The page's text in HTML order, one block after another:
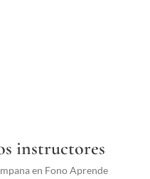
instructores
en Fono Aprende